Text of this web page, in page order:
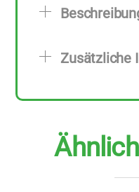
Stück
ml
Zusätzliche